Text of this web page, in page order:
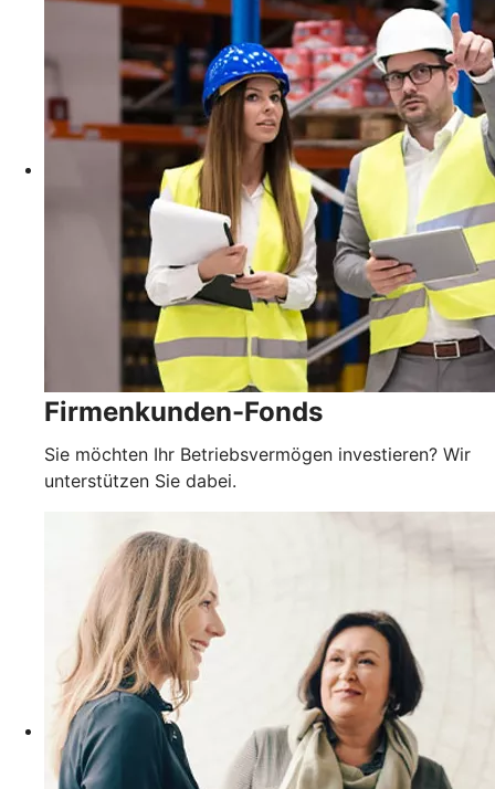
Firmenkunden-Fonds
Sie möchten Ihr Betriebsvermögen investieren? Wir
unterstützen Sie dabei.